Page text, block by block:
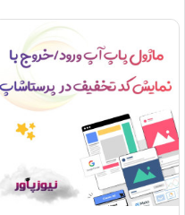
ایمیل برای
تغییر مشتری در
آن محدود می شود
به دریافت کد
برای هر مشتری
کوپن خود را سفارشی کنید
·امکان درج عنوان
·حذف پیشوند از کد